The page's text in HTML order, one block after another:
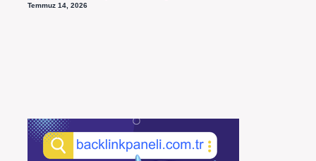
Temmuz 14, 2026